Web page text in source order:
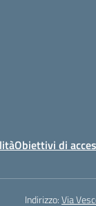
Obiettivi di
Indirizzo:Via